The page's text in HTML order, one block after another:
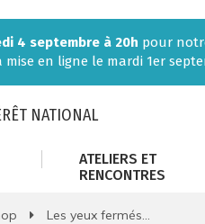
4 septembre à 20h pour
en ligne le mardi 1er
NATIONAL
ATELIERS ET
RENCONTRES
Les yeux fermés…